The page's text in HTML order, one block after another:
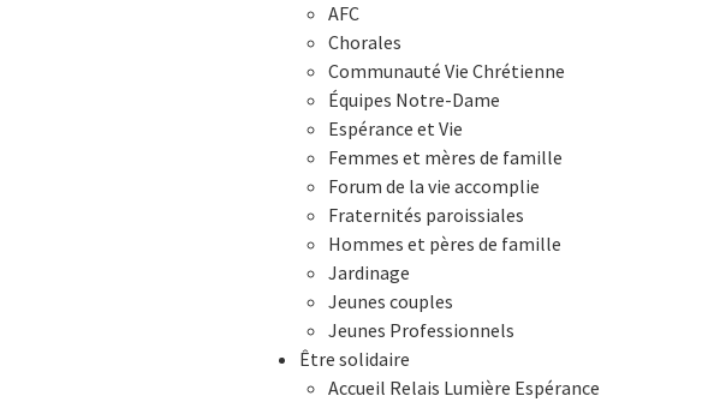
AFC
Chorales
Communauté Vie Chrétienne
Équipes Notre-Dame
Espérance et Vie
Femmes et mères de famille
Forum de la vie accomplie
Fraternités paroissiales
Hommes et pères de famille
Jardinage
Jeunes couples
Jeunes Professionnels
Être solidaire
Accueil Relais Lumière Espérance